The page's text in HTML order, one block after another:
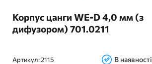
Корпус цанги WE-D 4,0 мм (з
дифузором) 701.0211
Артикул:2115 В наявності